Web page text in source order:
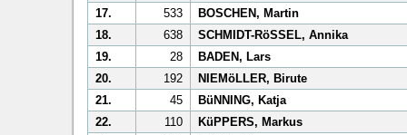
17.
533
BOSCHEN, Martin
18.
638
SCHMIDT-RöSSEL, Annika
19.
28
BADEN, Lars
20.
192
NIEMöLLER, Birute
21.
45
BüNNING, Katja
22.
110
KüPPERS, Markus